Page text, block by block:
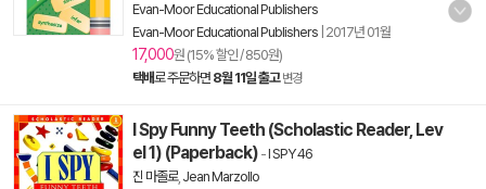
Evan-Moor Educational Publishers
Evan-Moor Educational Publishers 2017년 01월
17,000원 (15% 할인 / 850원)
택배로 주문하면 8월 11일 출고 변경
I Spy Funny Teeth (Scholastic Reader, Lev
el 1) (Paperback) -I SPY 46
진 마졸로, Jean Marzollo